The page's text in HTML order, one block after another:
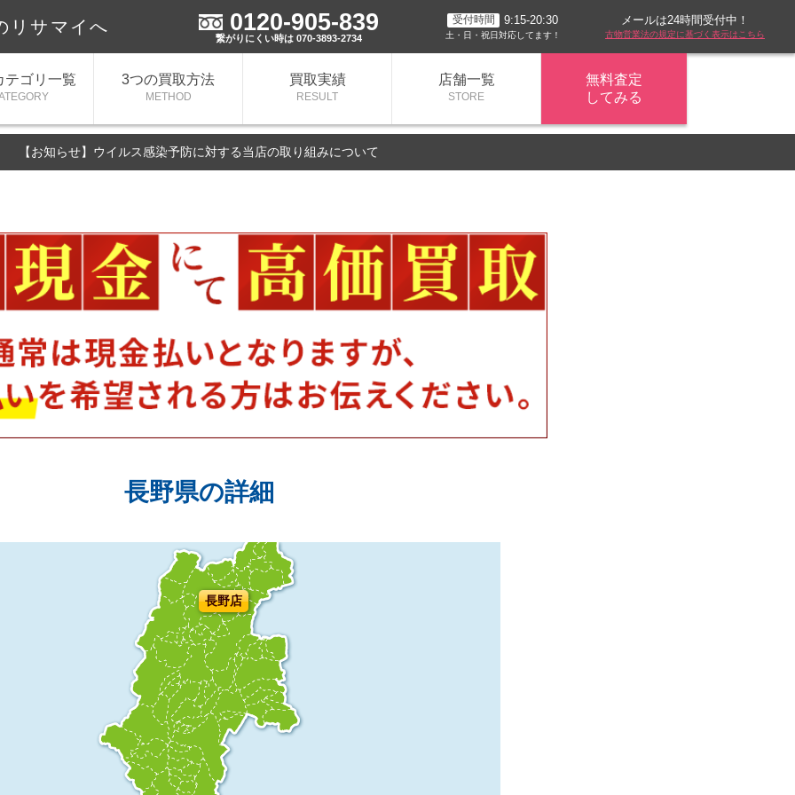
リサマイへ 0120-905-839
繋がりにくい時は 070-3893-2734
受付時間 9:15-20:30
土・日・祝日対応してます！
メールは24時間受付中！
古物営業法の規定に基づく表示はこちら
テゴリ一覧 3つの買取方法
METHOD
買取実績
RESULT
店舗一覧
STORE
無料査定
してみる
【お知らせ】ウイルス感染予防に対する当店の取り組みについて
長野県の詳細
長野店